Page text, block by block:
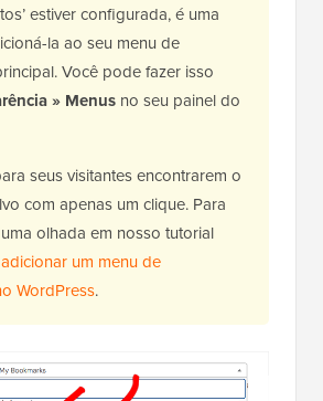
estiver configurada, é uma
la ao seu menu de
Você pode fazer isso
» Menus no seu painel do
seus visitantes encontrarem o
com apenas um clique. Para
olhada em nosso tutorial
um menu de
WordPress.